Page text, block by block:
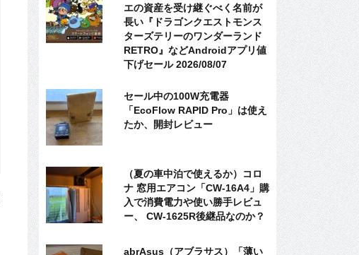
エの資産を受け継ぐべく名前が
長い『ドラゴンクエストモンス
ターズテリーのワンダーランド
RETRO』などAndroidアプリ値
下げセール 2026/08/07
セール中の100W充電器
「EcoFlow RAPID Pro」は使え
たか、開封レビュー
（夏の車中泊で使えるか）コロ
ナ 窓用エアコン「CW-16A4」購
入で消費電力や使い勝手レビュ
ー、 CW-1625R後継品なのか？
abrAsus（アブラサス）「薄い